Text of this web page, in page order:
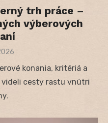
trh práce –
výberových
konania, kritériá a
cesty rastu vnútri